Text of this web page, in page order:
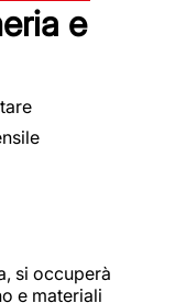
e
si occuperà
e materiali